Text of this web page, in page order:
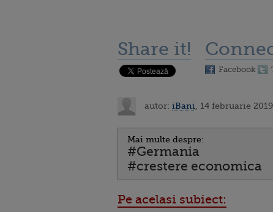
Share it!
Facebook
autor: iBani , 14 februarie
Mai multe despre:
#Germania
#crestere economica
Pe acelasi subiect: